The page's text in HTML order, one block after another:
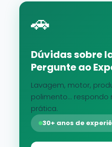
🚗
Dúvidas sobre
Pergunte ao
Lavagem, motor,
polimento...
prática.
30+ anos de